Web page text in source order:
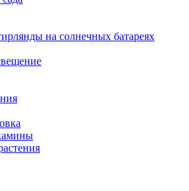
на солнечных батареях